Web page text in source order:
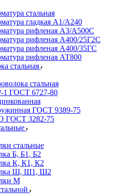
стальная
гладкая А1/А240
рифленая А3/А500С
рифленая А400/25Г2С
рифленая А400/35ГС
рифленая АТ800
стальная
стальная
1 ГОСТ 6727-80
ГОСТ 9389-75
ГОСТ 3282-75
стальные
Б, Б1, Б2
К, К1, К2
Ш, Ш1, Ш2
М